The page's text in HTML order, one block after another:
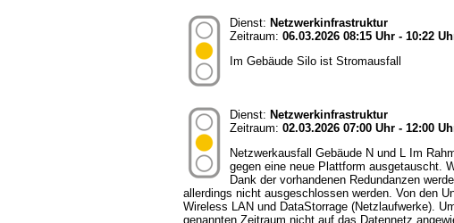
Dienst: Netzwerkinfrastruktur
Zeitraum: 06.03.2026 08:15 Uhr - 10:22
Im Gebäude Silo ist Stromausfall
Dienst: Netzwerkinfrastruktur
Zeitraum: 02.03.2026 07:00 Uhr - 12:00
Netzwerkausfall Gebäude N und L Im
gegen eine neue Plattform ausgetauscht.
Dank der vorhandenen Redundanzen
allerdings nicht ausgeschlossen werden. Von den
Wireless LAN und DataStorrage (Netzlaufwerke).
genannten Zeitraum nicht auf das Datennetz